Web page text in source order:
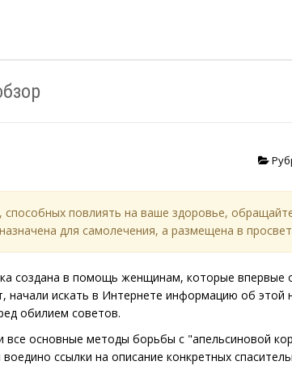
повлиять на ваше здоровье,
для самолечения, а размещена в
создана в помощь женщинам, которые впервые
начали искать в Интернете информацию об этой
обилием советов.
все основные методы борьбы с "апельсиновой
ссылки на описание конкретных